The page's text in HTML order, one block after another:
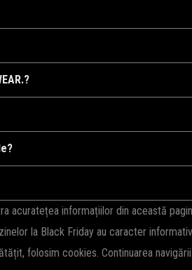
în coș, apoi introduceți codul în
această pagină și sunt actualizate
sărbători, campanii speciale, sau în
gamă de produse, însă altele se aplică
dacă acesta este încă activ, dacă
acuratețea informațiilor din această
la Black Friday au caracter
folosim cookies. Continuarea